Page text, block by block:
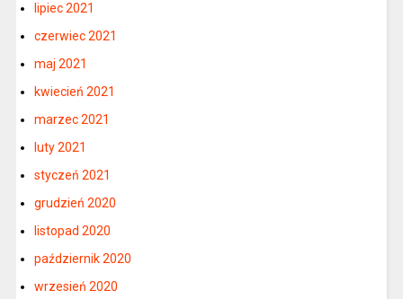
lipiec 2021
czerwiec 2021
maj 2021
kwiecień 2021
marzec 2021
luty 2021
styczeń 2021
grudzień 2020
listopad 2020
październik 2020
wrzesień 2020